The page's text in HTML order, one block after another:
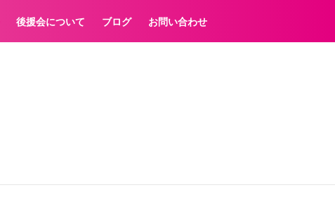
後援会について ブログ お問い合わせ